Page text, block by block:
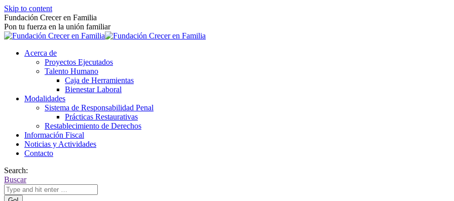
Skip to content
Fundación Crecer en Familia
Pon tu fuerza en la unión familiar
Acerca de
Proyectos Ejecutados
Talento Humano
Caja de Herramientas
Bienestar Laboral
Modalidades
Sistema de Responsabilidad Penal
Prácticas Restaurativas
Restablecimiento de Derechos
Información Fiscal
Noticias y Actividades
Contacto
Search:
Buscar